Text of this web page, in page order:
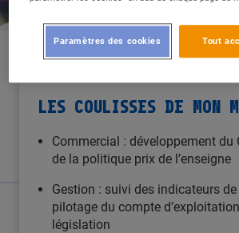
LES COULISSES DE MON
Commercial : développement du
de la politique prix de l’enseigne
Gestion : suivi des indicateurs
pilotage du compte
législation
Tout
Paramètres des cookies